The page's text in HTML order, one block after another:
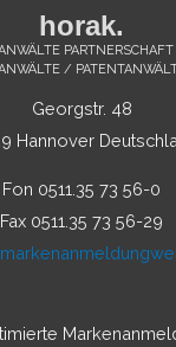
horak.
/
Georgstr. 48
Hannover
Fon 0511.35 73 56-0
Fax 0511.35 73 56-29